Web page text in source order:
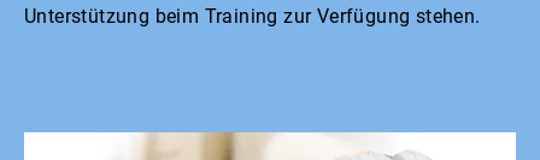
Unterstützung beim Training zur Verfügung stehen.